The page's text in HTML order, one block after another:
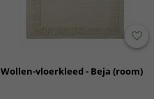
Wollen-vloerkleed - Beja (room)